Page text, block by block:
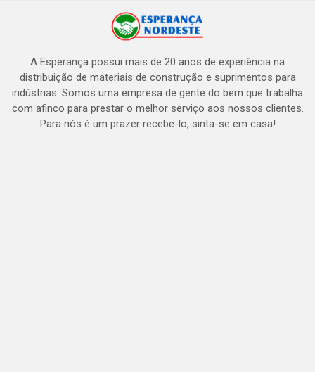
A Esperança possui mais de 20 anos de experiência na
distribuição de materiais de construção e suprimentos para
indústrias. Somos uma empresa de gente do bem que trabalha
com afinco para prestar o melhor serviço aos nossos clientes.
Para nós é um prazer recebe-lo, sinta-se em casa!